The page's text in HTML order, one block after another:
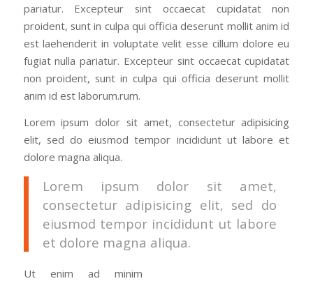
pariatur. Excepteur sint occaecat cupidatat non
proident, sunt in culpa qui officia deserunt mollit anim id
est laehenderit in voluptate velit esse cillum dolore eu
fugiat nulla pariatur. Excepteur sint occaecat cupidatat
non proident, sunt in culpa qui officia deserunt mollit
anim id est laborum.rum.
Lorem ipsum dolor sit amet, consectetur adipisicing
elit, sed do eiusmod tempor incididunt ut labore et
dolore magna aliqua.
Lorem ipsum dolor sit amet,
consectetur adipisicing elit, sed do
eiusmod tempor incididunt ut labore
et dolore magna aliqua.
Ut enim ad minim